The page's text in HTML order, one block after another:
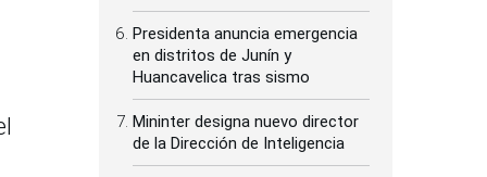
Presidenta anuncia emergencia
en distritos de Junín y
Huancavelica tras sismo
Mininter designa nuevo director
de la Dirección de Inteligencia